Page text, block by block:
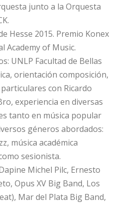
junto a la Orquesta
Hesse 2015. Premio Konex
Academy of Music.
UNLP Facultad de Bellas
orientación composición,
con Ricardo
experiencia en diversas
tanto en música popular
géneros abordados:
música académica
sesionista.
Michel Pilc, Ernesto
Opus XV Big Band, Los
Mar del Plata Big Band,